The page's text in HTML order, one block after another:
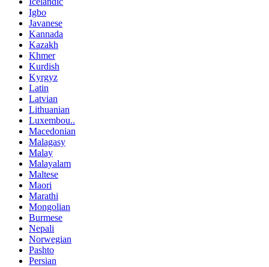
Igbo
Javanese
Kannada
Kazakh
Khmer
Kurdish
Kyrgyz
Latin
Latvian
Lithuanian
Luxembou..
Macedonian
Malagasy
Malay
Malayalam
Maltese
Maori
Marathi
Mongolian
Burmese
Nepali
Norwegian
Pashto
Persian